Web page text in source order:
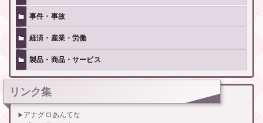
事件・事故
経済・産業・労働
製品・商品・サービス
リンク集
アナグロあんてな